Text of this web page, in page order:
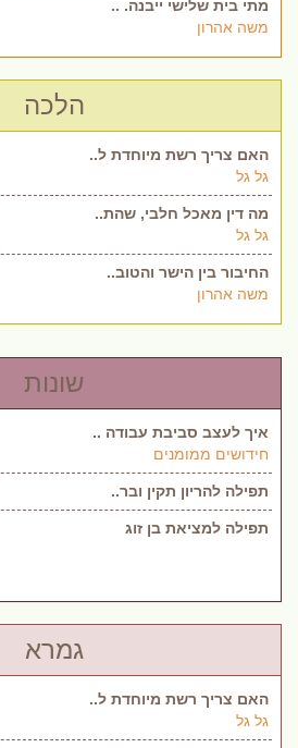
מתי בית שלישי ייבנה. ..
משה אהרון
הלכה
האם צריך רשת מיוחדת ל..
גל גל
מה דין מאכל חלבי, שהת..
גל גל
החיבור בין הישר והטוב..
משה אהרון
שונות
איך לעצב סביבת עבודה ..
חידושים ממומנים
תפילה להריון תקין ובר..
תפילה למציאת בן זוג
גמרא
האם צריך רשת מיוחדת ל..
גל גל